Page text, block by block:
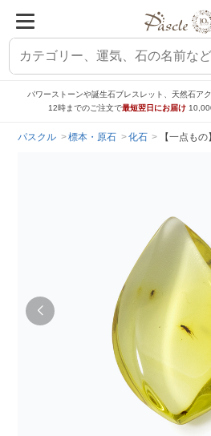
パワーストーンや誕生石ブレスレット、天然石ア
12時までのご注文で最短翌日にお届け
パスクル 標本・原石 化石 【一点も